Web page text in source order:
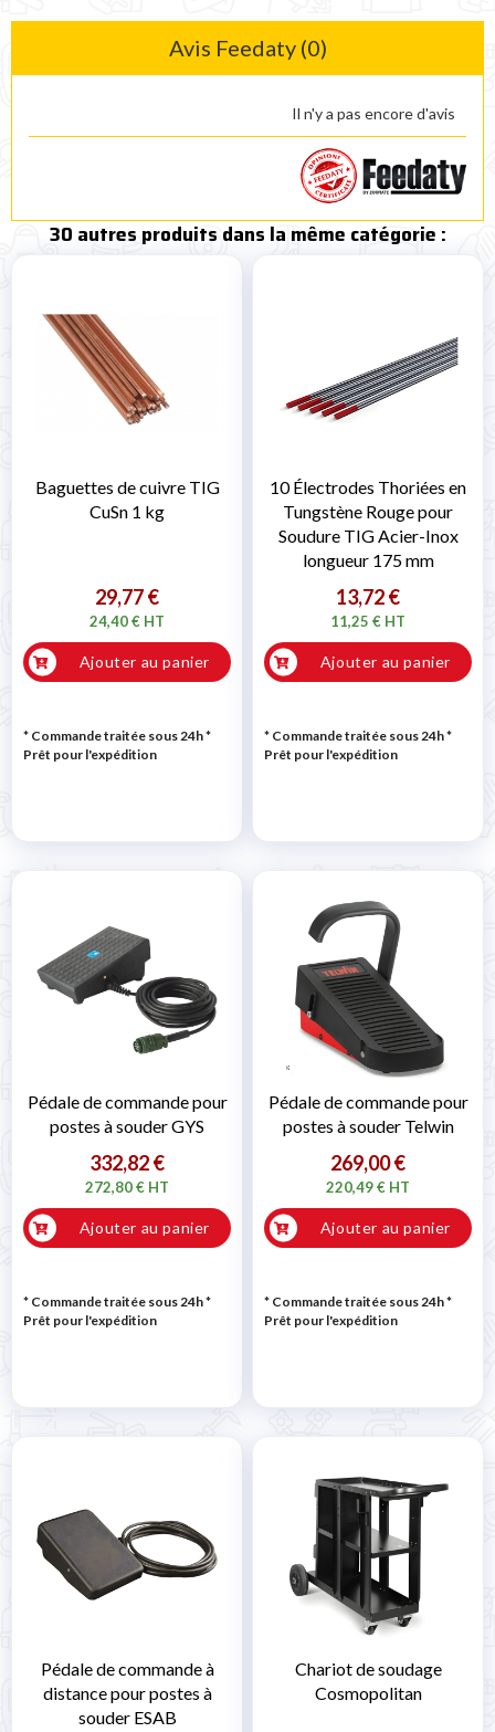
Avis Feedaty (0)
Il n'y a pas encore d'avis
30 autres produits dans la même catégorie :
Baguettes de cuivre TIG
CuSn 1 kg
29,77 €
24,40 € HT
Ajouter au panier
* Commande traitée sous 24h*
Prêt pour l'expédition
10 Électrodes Thoriées en
Tungstène Rouge pour
Soudure TIG Acier-Inox
longueur 175 mm
13,72 €
11,25 € HT
Ajouter au panier
* Commande traitée sous 24h*
Prêt pour l'expédition
Pédale de commande pour
postes à souder GYS
332,82 €
272,80 € HT
Ajouter au panier
* Commande traitée sous 24h*
Prêt pour l'expédition
Pédale de commande pour
postes à souder Telwin
269,00 €
220,49 € HT
Ajouter au panier
* Commande traitée sous 24h*
Prêt pour l'expédition
Pédale de commande à
distance pour postes à
souder ESAB
Chariot de soudage
Cosmopolitan